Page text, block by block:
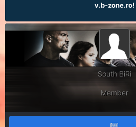
v.b-zone.ro!
South BiRi
Member